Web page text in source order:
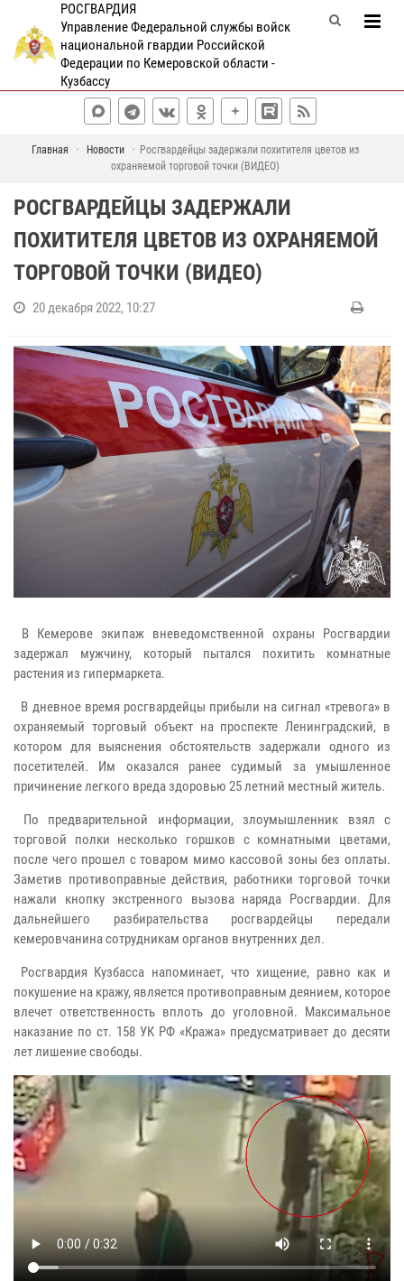
РОСГВАРДИЯ
Управление Федеральной службы войск
национальной гвардии Российской
Федерации по Кемеровской области -
Кузбассу
Главная Новости
Росгвардейцы задержали похитителя цветов из
охраняемой торговой точки (ВИДЕО)
РОСГВАРДЕЙЦЫ ЗАДЕРЖАЛИ
ПОХИТИТЕЛЯ ЦВЕТОВ ИЗ ОХРАНЯЕМОЙ
ТОРГОВОЙ ТОЧКИ (ВИДЕО)
20 декабря 2022, 10:27
В Кемерове экипаж вневедомственной охраны Росгвардии
задержал мужчину, который пытался похитить комнатные
растения из гипермаркета.
В дневное время росгвардейцы прибыли на сигнал «тревога» в
охраняемый торговый объект на проспекте Ленинградский, в
котором для выяснения обстоятельств задержали одного из
посетителей. Им оказался ранее судимый за умышленное
причинение легкого вреда здоровью 25 летний местный житель.
По предварительной информации, злоумышленник взял с
торговой полки несколько горшков с комнатными цветами,
после чего прошел с товаром мимо кассовой зоны без оплаты.
Заметив противоправные действия, работники торговой точки
нажали кнопку экстренного вызова наряда Росгвардии. Для
дальнейшего разбирательства росгвардейцы передали
кемеровчанина сотрудникам органов внутренних дел.
Росгвардия Кузбасса напоминает, что хищение, равно как и
покушение на кражу, является противоправным деянием, которое
влечет ответственность вплоть до уголовной. Максимальное
наказание по ст. 158 УК РФ «Кража» предусматривает до десяти
лет лишение свободы.